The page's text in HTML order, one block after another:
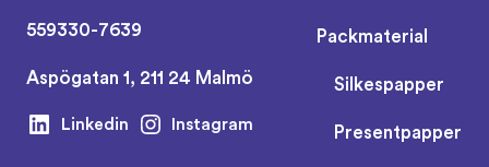
559330-7639
Aspögatan 1, 211 24 Malmö
Linkedin Instagram
Packmaterial
Silkespapper
Presentpapper